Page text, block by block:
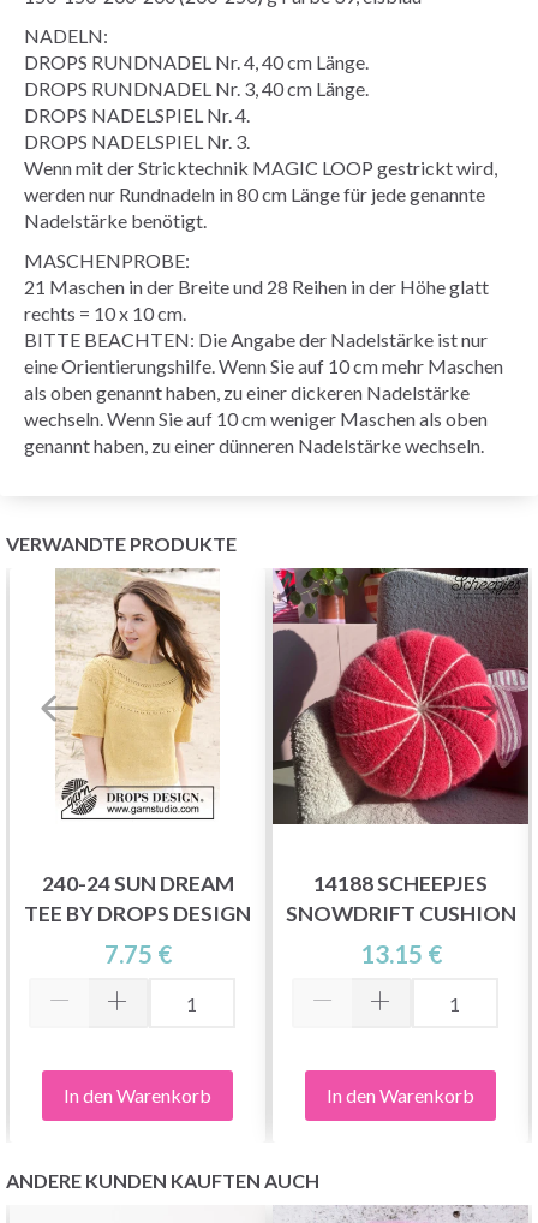
NADELN:
DROPS RUNDNADEL Nr. 4, 40 cm Länge.
DROPS RUNDNADEL Nr. 3, 40 cm Länge.
DROPS NADELSPIEL Nr. 4.
DROPS NADELSPIEL Nr. 3.
Wenn mit der Stricktechnik MAGIC LOOP gestrickt wird,
werden nur Rundnadeln in 80 cm Länge für jede genannte
Nadelstärke benötigt.
MASCHENPROBE:
21 Maschen in der Breite und 28 Reihen in der Höhe glatt
rechts = 10 x 10 cm.
BITTE BEACHTEN: Die Angabe der Nadelstärke ist nur
eine Orientierungshilfe. Wenn Sie auf 10 cm mehr Maschen
als oben genannt haben, zu einer dickeren Nadelstärke
wechseln. Wenn Sie auf 10 cm weniger Maschen als oben
genannt haben, zu einer dünneren Nadelstärke wechseln.
VERWANDTE PRODUKTE
240-24 SUN DREAM
TEE BY DROPS DESIGN
7.75 €
In den Warenkorb
14188 SCHEEPJES
SNOWDRIFT CUSHION
13.15 €
In den Warenkorb
ANDERE KUNDEN KAUFTEN AUCH